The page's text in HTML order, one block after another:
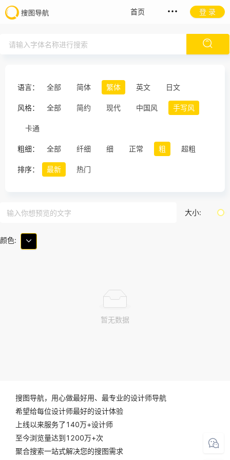
首页 登 录
语言： 全部 简体 繁体 英文 日文
风格： 全部 简约 现代 中国风 手写风
卡通
粗细： 全部 纤细 细 正常 粗 超粗
排序： 最新 热门
大小:
颜色:
暂无数据
搜图导航，用心做最好用、最专业的设计师导航
希望给每位设计师最好的设计体验
上线以来服务了140万+设计师
至今浏览量达到1200万+次
聚合搜索一站式解决您的搜图需求